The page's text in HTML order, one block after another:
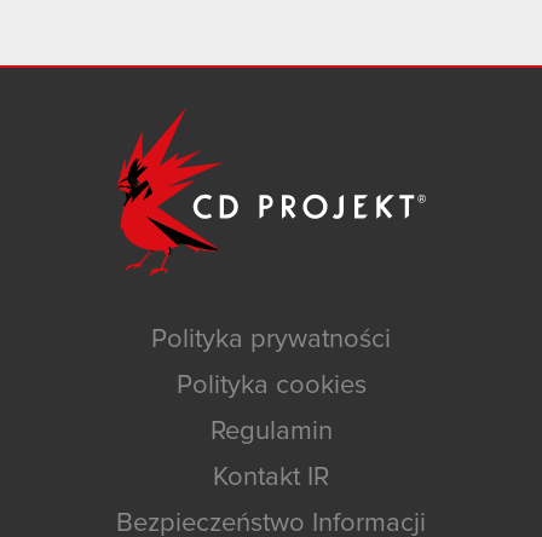
Polityka prywatności
Polityka cookies
Regulamin
Kontakt IR
Bezpieczeństwo Informacji